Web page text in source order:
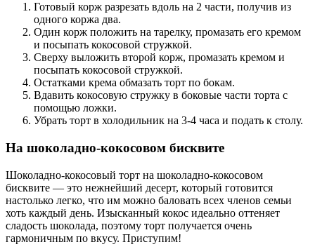
Готовый корж разрезать вдоль на 2 части, получив из
одного коржа два.
Один корж положить на тарелку, промазать его кремом
и посыпать кокосовой стружкой.
Сверху выложить второй корж, промазать кремом и
посыпать кокосовой стружкой.
Остатками крема обмазать торт по бокам.
Вдавить кокосовую стружку в боковые части торта с
помощью ложки.
Убрать торт в холодильник на 3-4 часа и подать к столу.
На шоколадно-кокосовом бисквите
Шоколадно-кокосовый торт на шоколадно-кокосовом
бисквите ― это нежнейший десерт, который готовится
настолько легко, что им можно баловать всех членов семьи
хоть каждый день. Изысканный кокос идеально оттеняет
сладость шоколада, поэтому торт получается очень
гармоничным по вкусу. Приступим!